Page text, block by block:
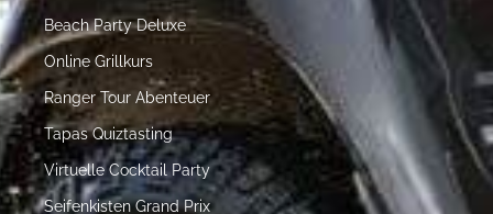
Beach Party Deluxe
Online Grillkurs
Ranger Tour Abenteuer
Tapas Quiztasting
Virtuelle Cocktail Party
Seifenkisten Grand Prix